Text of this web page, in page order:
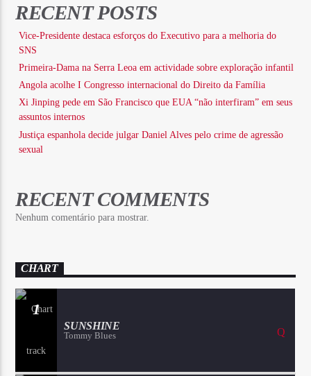
RECENT POSTS
Vice-Presidente destaca esforços do Executivo para a melhoria do
SNS
Primeira-Dama na Serra Leoa em actividade sobre exploração infantil
Angola acolhe I Congresso internacional do Direito da Família
Xi Jinping pede em São Francisco que EUA “não interfiram” em seus
assuntos internos
Justiça espanhola decide julgar Daniel Alves pelo crime de agressão
sexual
RECENT COMMENTS
Nenhum comentário para mostrar.
CHART
1
SUNSHINE
Tommy Blues